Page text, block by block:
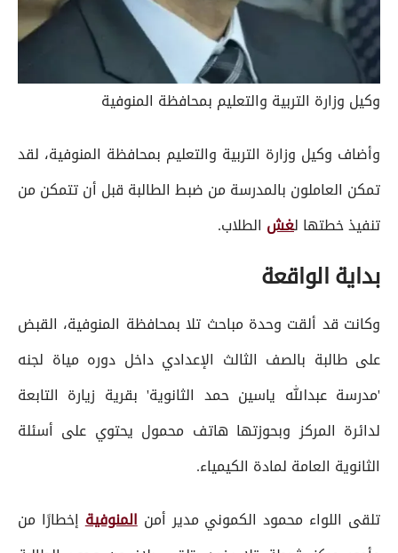
وكيل وزارة التربية والتعليم بمحافظة المنوفية
وأضاف وكيل وزارة التربية والتعليم بمحافظة المنوفية، لقد
تمكن العاملون بالمدرسة من ضبط الطالبة قبل أن تتمكن من
تنفيذ خطتها لغش الطلاب.
بداية الواقعة
وكانت قد ألقت وحدة مباحث تلا بمحافظة المنوفية، القبض
على طالبة بالصف الثالث الإعدادي داخل دوره مياة لجنه
'مدرسة عبدالله ياسين حمد الثانوية' بقرية زيارة التابعة
لدائرة المركز وبحوزتها هاتف محمول يحتوي على أسئلة
الثانوية العامة لمادة الكيمياء.
تلقى اللواء محمود الكموني مدير أمنالمنوفيةإخطارًا من